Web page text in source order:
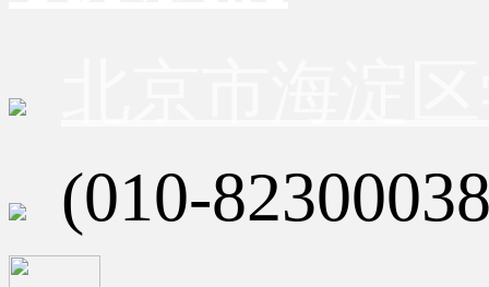
(010-